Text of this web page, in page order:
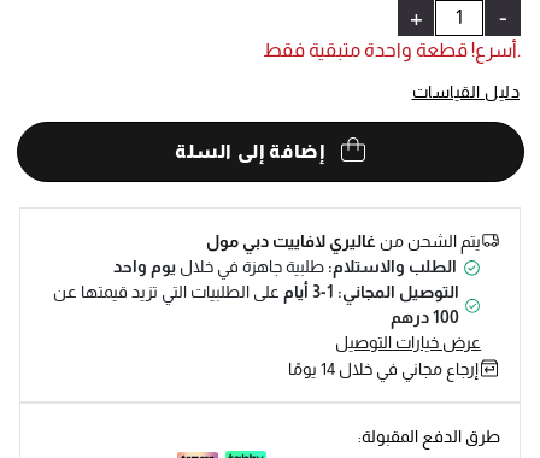
-
+
.أسرع! قطعة واحدة متبقية فقط
دليل القياسات
إضافة إلى السلة
يتم الشحن منغاليري لافاييت دبي مول
الطلب والاستلام: طلبية جاهزة في خلال يوم واحد
التوصيل المجاني: 1-3 أيام
على الطلبيات التي تزيد قيمتها عن
100 درهم
عرض خيارات التوصيل
إرجاع مجاني في خلال 14 يومًا
طرق الدفع المقبولة: